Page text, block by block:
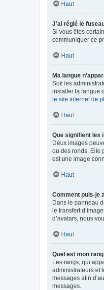
Haut
J’ai réglé le
Si vous êtes
communiquer ce
Haut
Ma langue
Soit les
installer la langue
le site internet de
Haut
Que signifient les
Deux images
ou des ronds. Elle
est une image
Haut
Comment puis-je
Dans le panneau
le transfert
d’avatars, nous
Haut
Quel est mon
Les rangs, qui
administrateurs et
messages afin
messages.